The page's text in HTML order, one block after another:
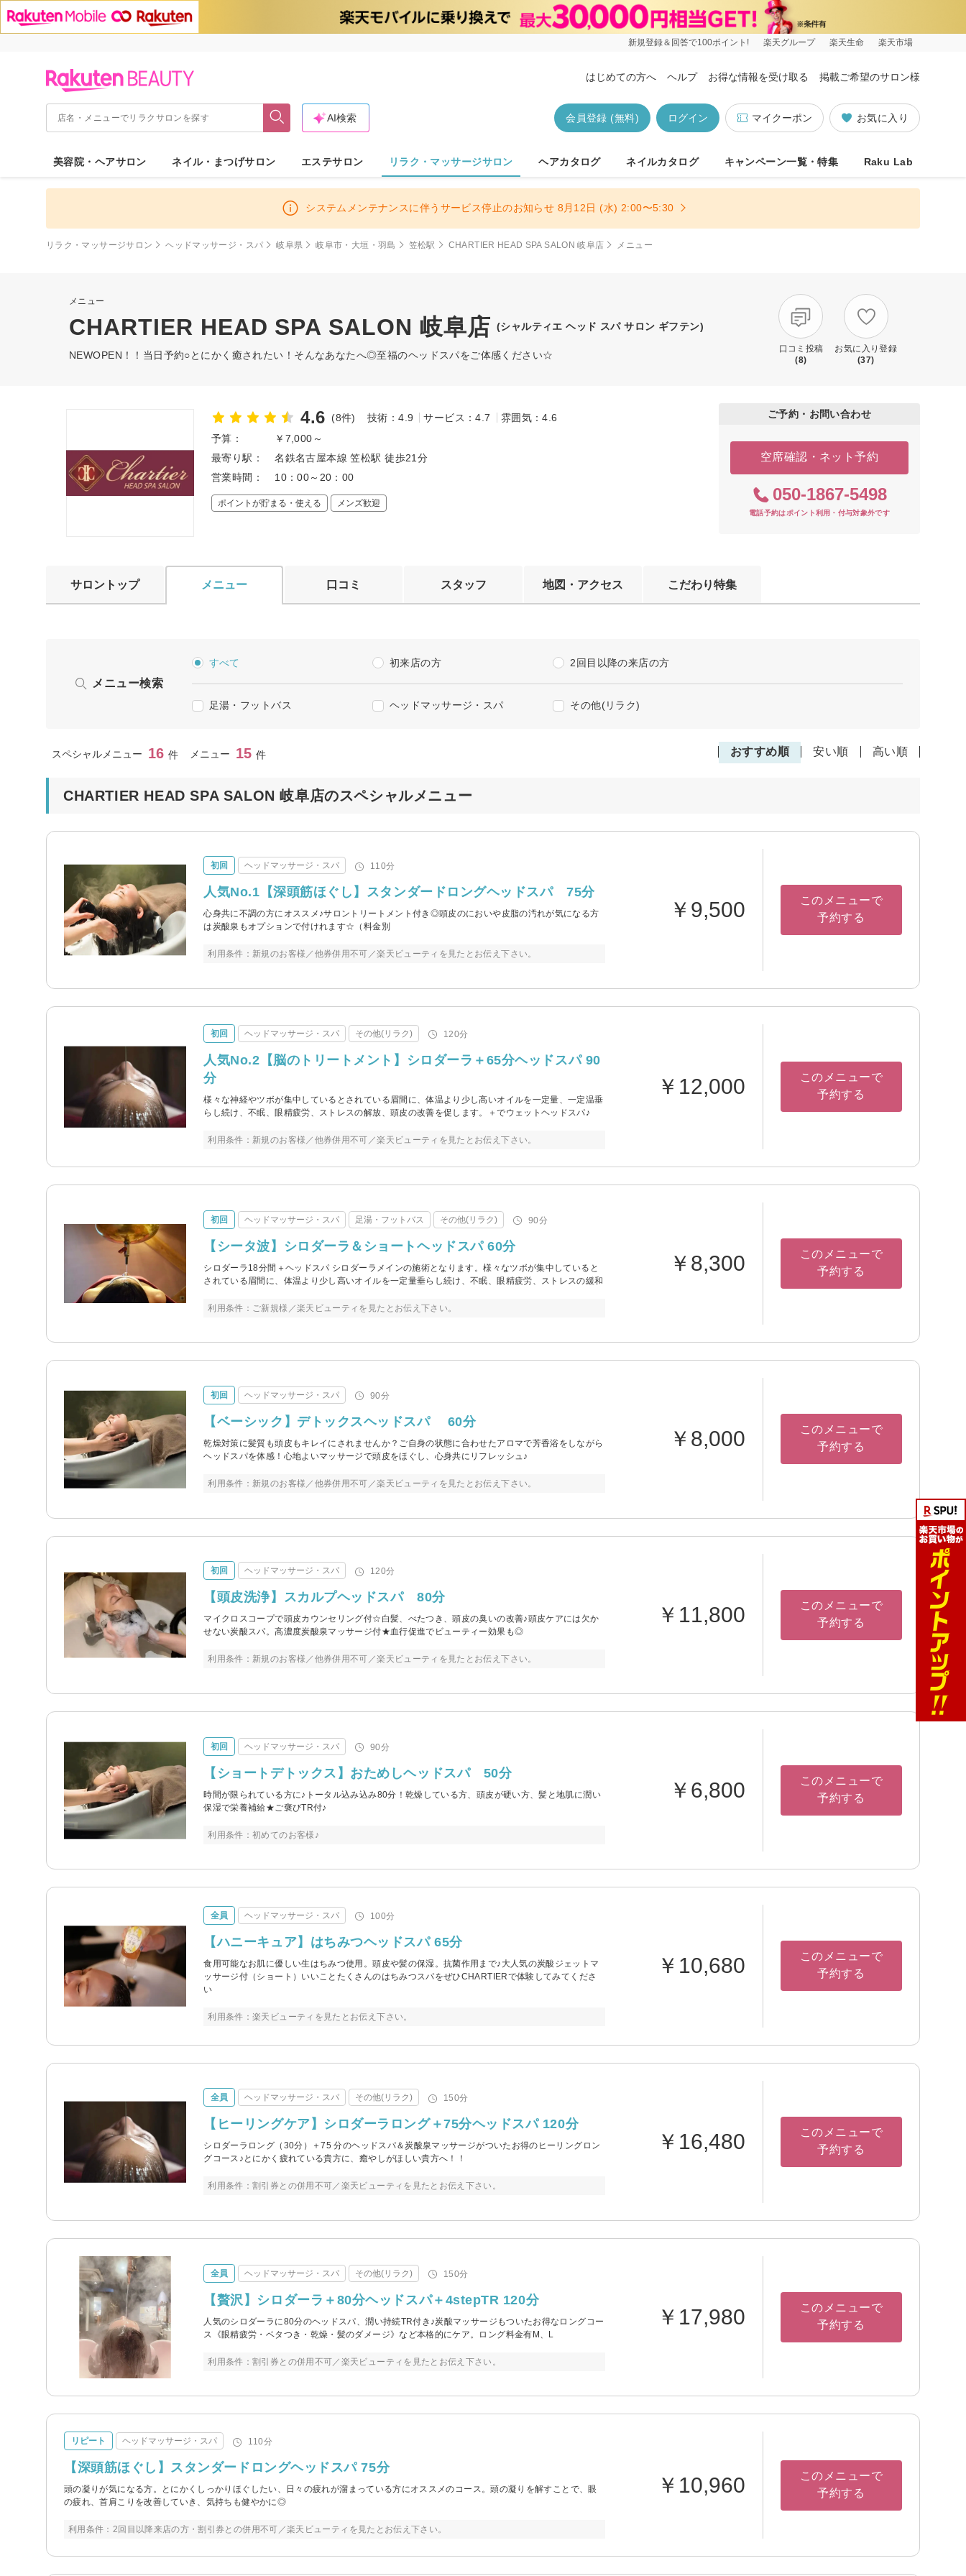
新規登録＆回答で100ポイント! 楽天グループ 楽天生命 楽天市場
はじめての方へ ヘルプ お得な情報を受け取る 掲載ご希望のサロン様
お気に入り
マイクーポン
ログイン
会員登録 (無料)
AI検索
美容院・ヘアサロン ネイル・まつげサロン エステサロン リラク・マッサージサロン ヘアカタログ ネイルカタログ キャンペーン一覧・特集 Raku Lab
システムメンテナンスに伴うサービス停止のお知らせ 8月12日 (水) 2:00〜5:30
リラク・マッサージサロン ヘッドマッサージ・スパ 岐阜県 岐阜市・大垣・羽島 笠松駅 CHARTIER HEAD SPA SALON 岐阜店 メニュー
メニュー
CHARTIER HEAD SPA SALON 岐阜店 (シャルティエ ヘッド スパ サロン ギフテン)
NEWOPEN！！当日予約○とにかく癒されたい！そんなあなたへ◎至福のヘッドスパをご体感ください☆
口コミ投稿
(8)
お気に入り登録
(37)
4.6 (8件) 技術：4.9 サービス：4.7
雰囲気：4.6
予算：
￥7,000～
最寄り駅：
名鉄名古屋本線 笠松駅 徒歩21分
営業時間：
10：00～20：00
ポイントが貯まる・使える メンズ歓迎
ご予約・お問い合わせ
空席確認・ネット予約
050-1867-5498
電話予約はポイント利用・付与対象外です
サロントップ メニュー 口コミ スタッフ 地図・アクセス こだわり特集
メニュー検索
すべて 初来店の方 2回目以降の来店の方
足湯・フットバス ヘッドマッサージ・スパ その他(リラク)
スペシャルメニュー 16 件 メニュー 15 件 おすすめ順 安い順 高い順
CHARTIER HEAD SPA SALON 岐阜店のスペシャルメニュー
初回 ヘッドマッサージ・スパ 110分
人気No.1【深頭筋ほぐし】スタンダードロングヘッドスパ 75分
心身共に不調の方にオススメ♪サロントリートメント付き◎頭皮のにおいや皮脂の汚れが気になる方
は炭酸泉もオプションで付けれます☆（料金別
利用条件：新規のお客様／他券併用不可／楽天ビューティを見たとお伝え下さい。
￥9,500
このメニューで
予約する
初回 ヘッドマッサージ・スパ その他(リラク) 120分
人気No.2【脳のトリートメント】シロダーラ＋65分ヘッドスパ 90
分
様々な神経やツボが集中しているとされている眉間に、体温より少し高いオイルを一定量、一定温垂
らし続け、不眠、眼精疲労、ストレスの解放、頭皮の改善を促します。＋でウェットヘッドスパ♪
利用条件：新規のお客様／他券併用不可／楽天ビューティを見たとお伝え下さい。
￥12,000
このメニューで
予約する
初回 ヘッドマッサージ・スパ 足湯・フットバス その他(リラク) 90分
【シータ波】シロダーラ＆ショートヘッドスパ 60分
シロダーラ18分間＋ヘッドスパ シロダーラメインの施術となります。様々なツボが集中していると
されている眉間に、体温より少し高いオイルを一定量垂らし続け、不眠、眼精疲労、ストレスの緩和
利用条件：ご新規様／楽天ビューティを見たとお伝え下さい。
￥8,300
このメニューで
予約する
初回 ヘッドマッサージ・スパ 90分
【ベーシック】デトックスヘッドスパ 60分
乾燥対策に髪質も頭皮もキレイにされませんか？ご自身の状態に合わせたアロマで芳香浴をしながら
ヘッドスパを体感！心地よいマッサージで頭皮をほぐし、心身共にリフレッシュ♪
利用条件：新規のお客様／他券併用不可／楽天ビューティを見たとお伝え下さい。
￥8,000
このメニューで
予約する
初回 ヘッドマッサージ・スパ 120分
【頭皮洗浄】スカルプヘッドスパ 80分
マイクロスコープで頭皮カウンセリング付☆白髪、べたつき、頭皮の臭いの改善♪頭皮ケアには欠か
せない炭酸スパ。高濃度炭酸泉マッサージ付★血行促進でビューティー効果も◎
利用条件：新規のお客様／他券併用不可／楽天ビューティを見たとお伝え下さい。
￥11,800
このメニューで
予約する
初回 ヘッドマッサージ・スパ 90分
【ショートデトックス】おためしヘッドスパ 50分
時間が限られている方に♪トータル込み込み80分！乾燥している方、頭皮が硬い方、髪と地肌に潤い
保湿で栄養補給★ご褒びTR付♪
利用条件：初めてのお客様♪
￥6,800
このメニューで
予約する
全員 ヘッドマッサージ・スパ 100分
【ハニーキュア】はちみつヘッドスパ 65分
食用可能なお肌に優しい生はちみつ使用。頭皮や髪の保湿。抗菌作用まで♪大人気の炭酸ジェットマ
ッサージ付（ショート）いいことたくさんのはちみつスパをぜひCHARTIERで体験してみてくださ
い
利用条件：楽天ビューティを見たとお伝え下さい。
￥10,680
このメニューで
予約する
全員 ヘッドマッサージ・スパ その他(リラク) 150分
【ヒーリングケア】シロダーラロング＋75分ヘッドスパ 120分
シロダーラロング（30分）＋75 分のヘッドスパ＆炭酸泉マッサージがついたお得のヒーリングロン
グコース♪とにかく疲れている貴方に、癒やしがほしい貴方へ！！
利用条件：割引券との併用不可／楽天ビューティを見たとお伝え下さい。
￥16,480
このメニューで
予約する
全員 ヘッドマッサージ・スパ その他(リラク) 150分
【贅沢】シロダーラ＋80分ヘッドスパ＋4stepTR 120分
人気のシロダーラに80分のヘッドスパ、潤い持続TR付き♪炭酸マッサージもついたお得なロングコー
ス《眼精疲労・ベタつき・乾燥・髪のダメージ》など本格的にケア。ロング料金有M、L
利用条件：割引券との併用不可／楽天ビューティを見たとお伝え下さい。
￥17,980
このメニューで
予約する
リピート ヘッドマッサージ・スパ 110分
【深頭筋ほぐし】スタンダードロングヘッドスパ 75分
頭の凝りが気になる方。とにかくしっかりほぐしたい、日々の疲れが溜まっている方にオススメのコース。頭の凝りを解すことで、眼
の疲れ、首肩こりを改善していき、気持ちも健やかに◎
利用条件：2回目以降来店の方・割引券との併用不可／楽天ビューティを見たとお伝え下さい。
￥10,960
このメニューで
予約する